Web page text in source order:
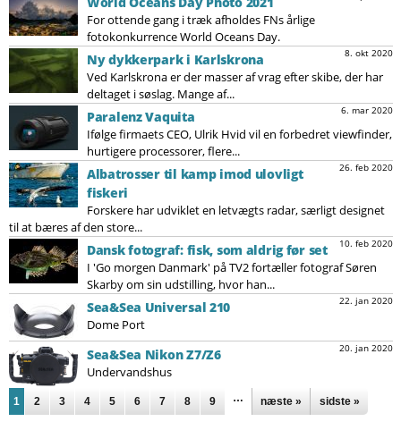
For ottende gang i træk afholdes FNs årlige
fotokonkurrence World Oceans Day.
8. okt 2020
Ny dykkerpark i Karlskrona
Ved Karlskrona er der masser af vrag efter skibe, der har
deltaget i søslag. Mange af...
6. mar 2020
Paralenz Vaquita
Ifølge firmaets CEO, Ulrik Hvid vil en forbedret viewfinder,
hurtigere processorer, flere...
26. feb 2020
Albatrosser til kamp imod ulovligt
fiskeri
Forskere har udviklet en letvægts radar, særligt designet
til at bæres af den store...
10. feb 2020
Dansk fotograf: fisk, som aldrig før set
I 'Go morgen Danmark' på TV2 fortæller fotograf Søren
Skarby om sin udstilling, hvor han...
22. jan 2020
Sea&Sea Universal 210
Dome Port
20. jan 2020
Sea&Sea Nikon Z7/Z6
Undervandshus
Sider
1 2 3 4 5 6 7 8 9 … næste » sidste »